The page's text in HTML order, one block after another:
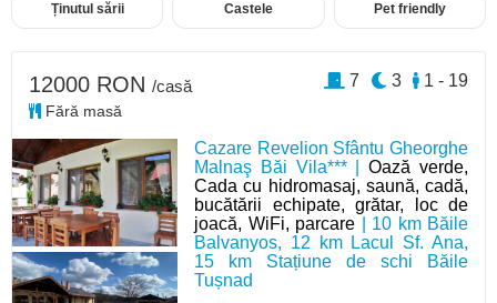
Ținutul sării Castele Pet friendly
Cazare Revelion Sfântu Gheorghe
Malnaş Băi Vila*** |Oază verde,
Cada cu hidromasaj, saună, cadă,
bucătării echipate, grătar, loc de
joacă, WiFi, parcare | 10 km Băile
Balvanyos, 12 km Lacul Sf. Ana,
15 km Stațiune de schi Băile
Tușnad
12000 RON /casă
Fără masă
1 - 19
3
7